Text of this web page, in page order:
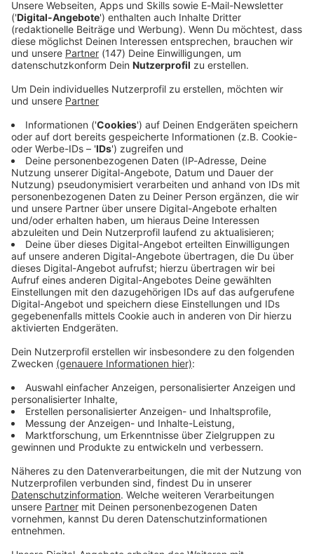
Immer auf dem Laufenden
bleiben!
Verpass' nichts mehr - mit unserem kostenlosen
ANTENNE BAYERN Newsletter. Ob Nachrichten,
Lifestyle oder unsere neuesten Aktionen - wir
informieren dich.
Zum Newsletter anmelden
Du möchtest uns etwas sagen?